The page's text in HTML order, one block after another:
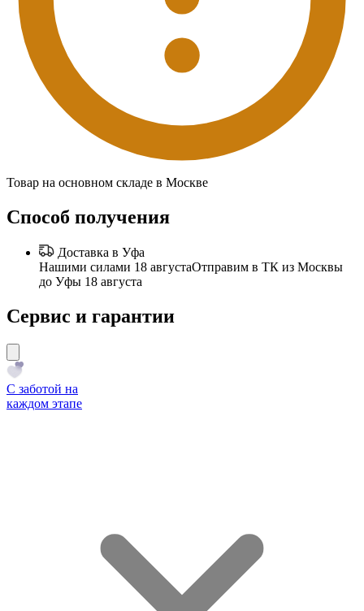
Товар на основном складе в Москве
Способ получения
Доставка в Уфа
Нашими силами 18 августаОтправим в ТК из Москвы
до Уфы 18 августа
Сервис и гарантии
С заботой на
каждом этапе